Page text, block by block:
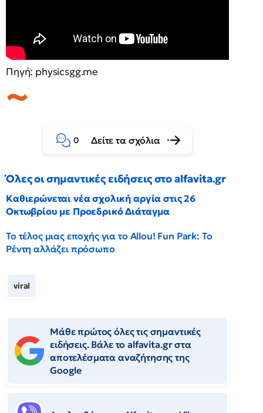
Πηγή: physicsgg.me
0 Δείτε τα σχόλια
Όλες οι σημαντικές ειδήσεις στο alfavita.gr
Καθιερώνεται νέα σχολική αργία στις 26
Οκτωβρίου με Προεδρικό Διάταγμα
Το τέλος μιας εποχής για το Allou! Fun Park: Το
Ρέντη αλλάζει πρόσωπο
viral
Μάθε πρώτος όλες τις σημαντικές
ειδήσεις. Βάλε το alfavita.gr στα
αποτελέσματα αναζήτησης της
Google